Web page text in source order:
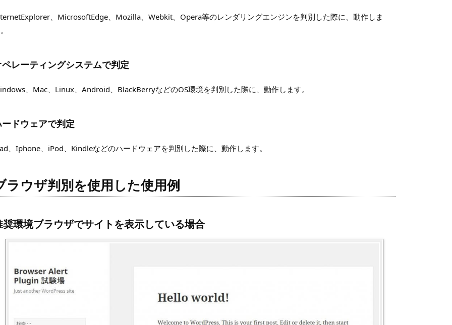
、MicrosoftEdge、Mozilla、Webkit、Opera等のレンダリングエンジンを判別した際に、動作しま
レーティングシステムで判定
、Mac、Linux、Android、BlackBerryなどのOS環境を判別した際に、動作します。
ドウェアで判定
、Iphone、iPod、Kindleなどのハードウェアを判別した際に、動作します。
ラウザ判別を使用した使用例
奨環境ブラウザでサイトを表示している場合